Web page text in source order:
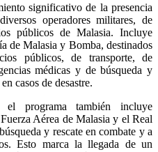
significativo de la presencia
operadores militares, de
públicos de Malasia. Incluye
de Malasia y Bomba, destinados
públicos, de transporte, de
médicas y de búsqueda y
casos de desastre.
el programa también incluye
Aérea de Malasia y el Real
y rescate en combate y a
Esto marca la llegada de un